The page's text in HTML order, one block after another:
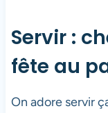
Servir :
fête au
On adore servir